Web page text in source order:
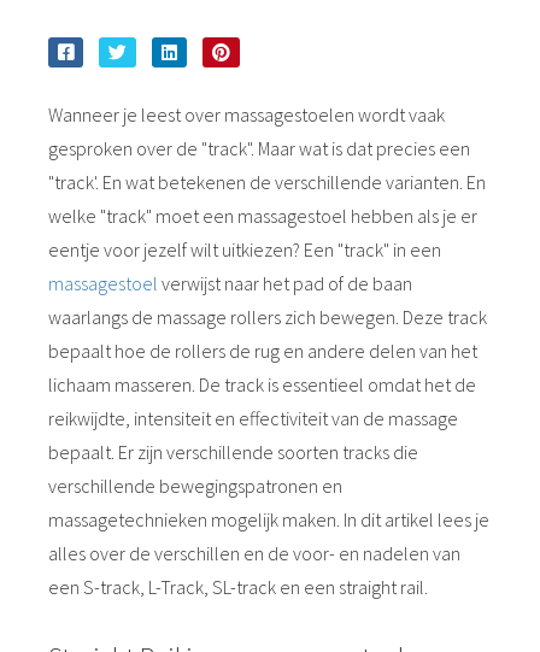
Wanneer je leest over massagestoelen wordt vaak
gesproken over de "track". Maar wat is dat precies een
"track'. En wat betekenen de verschillende varianten. En
welke "track" moet een massagestoel hebben als je er
eentje voor jezelf wilt uitkiezen? Een "track" in een
massagestoel verwijst naar het pad of de baan
waarlangs de massage rollers zich bewegen. Deze track
bepaalt hoe de rollers de rug en andere delen van het
lichaam masseren. De track is essentieel omdat het de
reikwijdte, intensiteit en effectiviteit van de massage
bepaalt. Er zijn verschillende soorten tracks die
verschillende bewegingspatronen en
massagetechnieken mogelijk maken. In dit artikel lees je
alles over de verschillen en de voor- en nadelen van
een S-track, L-Track, SL-track en een straight rail.